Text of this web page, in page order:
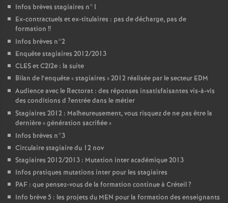
Infos brèves stagiaires n°1
Ex-contractuels et ex-titulaires : pas de décharge, pas de
formation !!
Infos brèves n°2
Enquête stagiaires 2012/2013
CLESet C2I2e : la suite
Bilan de l’enquête «stagiaires » 2012 réalisée par le secteur EDM
Audience avec le Rectorat : des réponses insatisfaisantes vis-à-vis
des conditions d ?entrée dans le métier
Stagiaires 2012 : Malheureusement, vous risquez de ne pas être la
dernière «génération sacrifiée»
Infos brèves n°3
Circulaire stagiaire du 12 nov
Stagiaires 2012/2013 : Mutation inter académique 2013
Infos pratiques mutations inter pour les stagiaires
PAF : que pensez-vous de la formation continue à Créteil?
Info brève 5 : les projets du MEN pour la formation des enseignants